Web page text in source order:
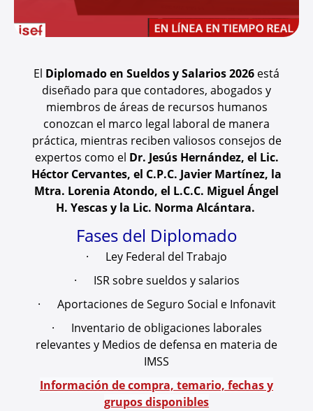
El Diplomado en Sueldos y Salarios 2026 está
diseñado para que contadores, abogados y
miembros de áreas de recursos humanos
conozcan el marco legal laboral de manera
práctica, mientras reciben valiosos consejos de
expertos como el Dr. Jesús Hernández, el Lic.
Héctor Cervantes, el C.P.C. Javier Martínez, la
Mtra. Lorenia Atondo, el L.C.C. Miguel Ángel
H. Yescas y la Lic. Norma Alcántara.
Fases del Diplomado
· Ley Federal del Trabajo
· ISR sobre sueldos y salarios
· Aportaciones de Seguro Social e Infonavit
· Inventario de obligaciones laborales
relevantes y Medios de defensa en materia de
IMSS
Información de compra, temario, fechas y
grupos disponibles